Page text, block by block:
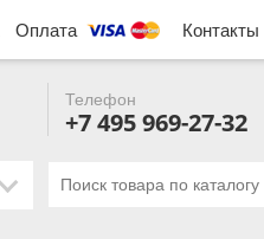
Оплата Контакты
Телефон
+7 495 969-27-32